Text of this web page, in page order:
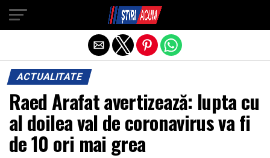
ACTUALITATE
Raed Arafat avertizează: lupta cu
al doilea val de coronavirus va fi
de 10 ori mai grea
Exit mobile version